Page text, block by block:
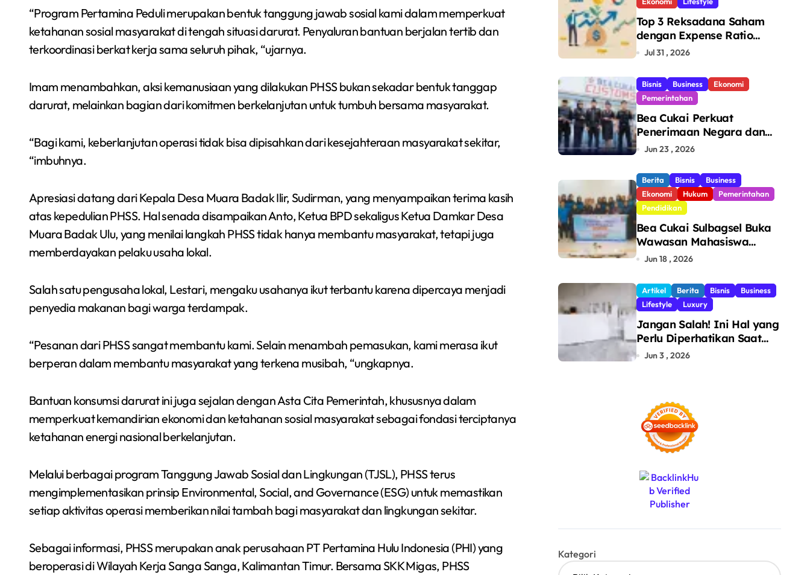
“Program Pertamina Peduli merupakan bentuk tanggung jawab sosial kami dalam memperkuat
ketahanan sosial masyarakat di tengah situasi darurat. Penyaluran bantuan berjalan tertib dan
terkoordinasi berkat kerja sama seluruh pihak, “ujarnya.
Imam menambahkan, aksi kemanusiaan yang dilakukan PHSS bukan sekadar bentuk tanggap
darurat, melainkan bagian dari komitmen berkelanjutan untuk tumbuh bersama masyarakat.
“Bagi kami, keberlanjutan operasi tidak bisa dipisahkan dari kesejahteraan masyarakat sekitar,
“imbuhnya.
Apresiasi datang dari Kepala Desa Muara Badak Ilir, Sudirman, yang menyampaikan terima kasih
atas kepedulian PHSS. Hal senada disampaikan Anto, Ketua BPD sekaligus Ketua Damkar Desa
Muara Badak Ulu, yang menilai langkah PHSS tidak hanya membantu masyarakat, tetapi juga
memberdayakan pelaku usaha lokal.
Salah satu pengusaha lokal, Lestari, mengaku usahanya ikut terbantu karena dipercaya menjadi
penyedia makanan bagi warga terdampak.
“Pesanan dari PHSS sangat membantu kami. Selain menambah pemasukan, kami merasa ikut
berperan dalam membantu masyarakat yang terkena musibah, “ungkapnya.
Bantuan konsumsi darurat ini juga sejalan dengan Asta Cita Pemerintah, khususnya dalam
memperkuat kemandirian ekonomi dan ketahanan sosial masyarakat sebagai fondasi terciptanya
ketahanan energi nasional berkelanjutan.
Melalui berbagai program Tanggung Jawab Sosial dan Lingkungan (TJSL), PHSS terus
mengimplementasikan prinsip Environmental, Social, and Governance (ESG) untuk memastikan
setiap aktivitas operasi memberikan nilai tambah bagi masyarakat dan lingkungan sekitar.
Sebagai informasi, PHSS merupakan anak perusahaan PT Pertamina Hulu Indonesia (PHI) yang
beroperasi di Wilayah Kerja Sanga Sanga, Kalimantan Timur. Bersama SKK Migas, PHSS
Top 3 Reksadana Saham
dengan Expense Ratio
Terendah
Jul 31 , 2026
Bisnis Business
Ekonomi
Pemerintahan
Bea Cukai Perkuat
Penerimaan Negara dan
Pengawasan, Setor Rp123,8
Jun 23 , 2026
Berita Bisnis
Business
Ekonomi
Hukum
Pemerintahan
Pendidikan
Bea Cukai Sulbagsel Buka
Wawasan Mahasiswa
Politeknik Bosowa tentang
dan Pencegahan Barang
Ilegal
Jun 18 , 2026
Artikel Berita Bisnis
Business
Lifestyle
Luxury
Jangan Salah! Ini Hal yang
Perlu Diperhatikan Saat
Pasang Big Slab
Jun 3 , 2026
Kategori